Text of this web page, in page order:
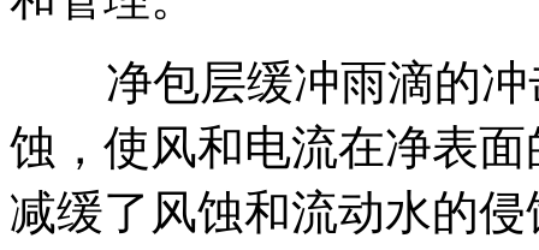
净包层缓冲雨滴的
蚀，使风和电流在净表
减缓了风蚀和流动水的